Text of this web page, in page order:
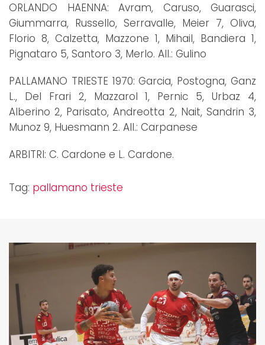
ORLANDO HAENNA: Avram, Caruso, Guarasci,
Giummarra, Russello, Serravalle, Meier 7, Oliva,
Florio 8, Calzetta, Mazzone 1, Mihail, Bandiera 1,
Pignataro 5, Santoro 3, Merlo. All.: Gulino
PALLAMANO TRIESTE 1970: Garcia, Postogna, Ganz
L., Del Frari 2, Mazzarol 1, Pernic 5, Urbaz 4,
Alberino 2, Parisato, Andreotta 2, Nait, Sandrin 3,
Munoz 9, Huesmann 2. All.: Carpanese
ARBITRI: C. Cardone e L. Cardone.
Tag: pallamano trieste